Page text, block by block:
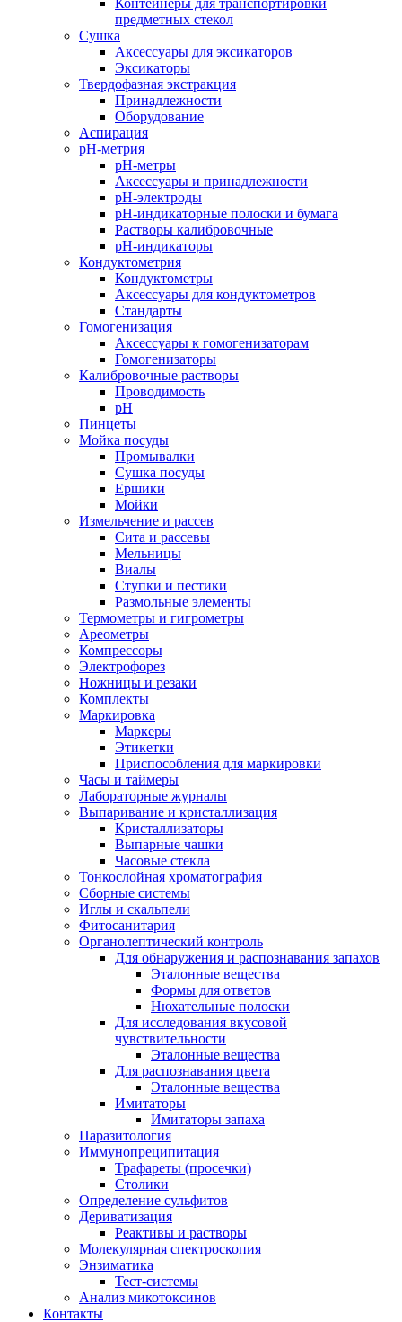
Контейнеры для транспортировки
предметных стекол
Сушка
Аксессуары для эксикаторов
Эксикаторы
Твердофазная экстракция
Принадлежности
Оборудование
Аспирация
pH-метрия
pH-метры
Аксессуары и принадлежности
pH-электроды
pH-индикаторные полоски и бумага
Растворы калибровочные
pH-индикаторы
Кондуктометрия
Кондуктометры
Аксессуары для кондуктометров
Стандарты
Гомогенизация
Аксессуары к гомогенизаторам
Гомогенизаторы
Калибровочные растворы
Проводимость
pH
Пинцеты
Мойка посуды
Промывалки
Сушка посуды
Ершики
Мойки
Измельчение и рассев
Сита и рассевы
Мельницы
Виалы
Ступки и пестики
Размольные элементы
Термометры и гигрометры
Ареометры
Компрессоры
Электрофорез
Ножницы и резаки
Комплекты
Маркировка
Маркеры
Этикетки
Приспособления для маркировки
Часы и таймеры
Лабораторные журналы
Выпаривание и кристаллизация
Кристаллизаторы
Выпарные чашки
Часовые стекла
Тонкослойная хроматография
Сборные системы
Иглы и скальпели
Фитосанитария
Органолептический контроль
Для обнаружения и распознавания запахов
Эталонные вещества
Формы для ответов
Нюхательные полоски
Для исследования вкусовой
чувствительности
Эталонные вещества
Для распознавания цвета
Эталонные вещества
Имитаторы
Имитаторы запаха
Паразитология
Иммунопреципитация
Трафареты (просечки)
Столики
Определение сульфитов
Дериватизация
Реактивы и растворы
Молекулярная спектроскопия
Энзиматика
Тест-системы
Анализ микотоксинов
Контакты